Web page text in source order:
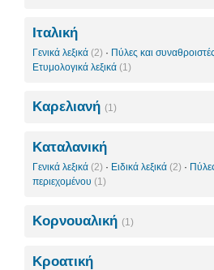
Ιταλική
Γενικά λεξικά (2) · Πύλες και
Ετυμολογικά λεξικά (1)
Καρελιανή (1)
Καταλανική
Γενικά λεξικά (2) · Ειδικά λεξικά (2) ·
περιεχομένου (1)
Κορνουαλική (1)
Κροατική